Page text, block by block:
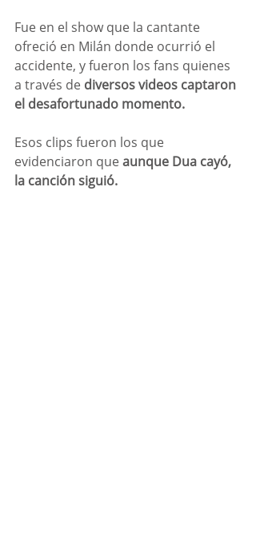
Fue en el show que la cantante
ofreció en Milán donde ocurrió el
accidente, y fueron los fans quienes
a través de diversos videos captaron
el desafortunado momento.
Esos clips fueron los que
evidenciaron que aunque Dua cayó,
la canción siguió.